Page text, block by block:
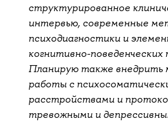
структурированное
интервью, современные
психодиагностики и
когнитивно-поведенческих
Планирую также внедрить
работы с
расстройствами и
тревожными и